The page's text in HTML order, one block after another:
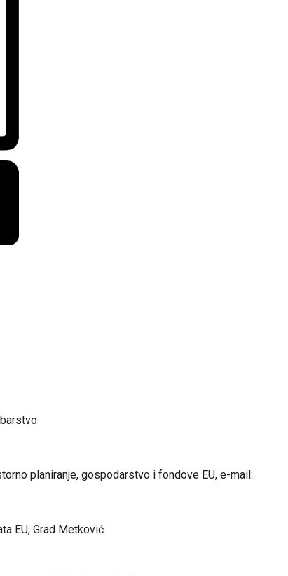
planiranje, gospodarstvo i fondove EU, e-mail:
EU, Grad Metković